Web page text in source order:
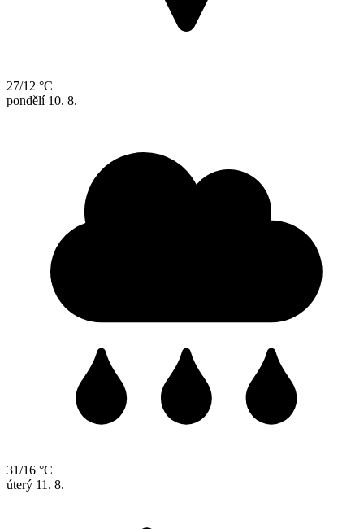
27/12 °C
pondělí 10. 8.
31/16 °C
úterý 11. 8.